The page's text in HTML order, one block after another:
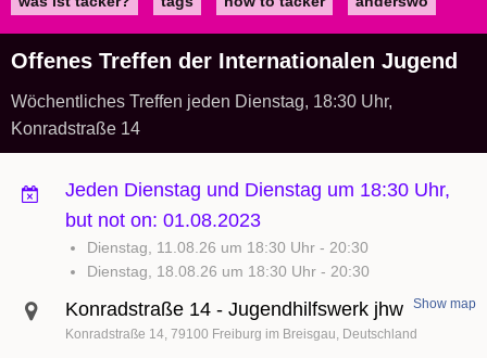
Offenes Treffen der Internationalen Jugend
Wöchentliches Treffen jeden Dienstag, 18:30 Uhr,
Konradstraße 14
Jeden Dienstag und Dienstag um 18:30 Uhr,
but not on: 01.08.2023
Dienstag, 11.08.26 um 18:30 Uhr - 20:30
Dienstag, 18.08.26 um 18:30 Uhr - 20:30
Konradstraße 14 - Jugendhilfswerk jhw
Konradstraße 14 79100 Freiburg im Breisgau Deutschland
Show map